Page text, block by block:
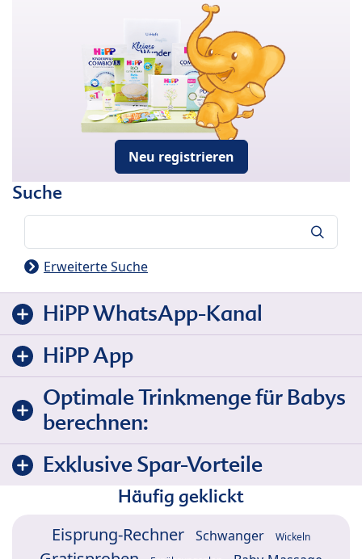
Neu registrieren
Suche
Erweiterte Suche
HiPP WhatsApp-Kanal
HiPP App
Optimale Trinkmenge für Babys
berechnen:
Exklusive Spar-Vorteile
Häufig geklickt
Eisprung-Rechner Schwanger Wickeln